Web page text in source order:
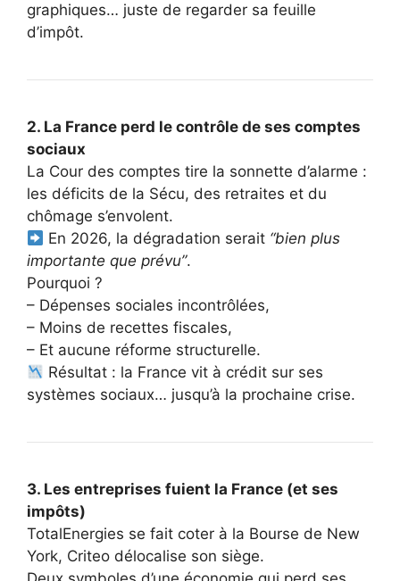
graphiques… juste de regarder sa feuille
d’impôt.
2. La France perd le contrôle de ses comptes
sociaux
La Cour des comptes tire la sonnette d’alarme :
les déficits de la Sécu, des retraites et du
chômage s’envolent.
En 2026, la dégradation serait “bien plus
importante que prévu”.
Pourquoi ?
– Dépenses sociales incontrôlées,
– Moins de recettes fiscales,
– Et aucune réforme structurelle.
Résultat : la France vit à crédit sur ses
systèmes sociaux… jusqu’à la prochaine crise.
3. Les entreprises fuient la France (et ses
impôts)
TotalEnergies se fait coter à la Bourse de New
York, Criteo délocalise son siège.